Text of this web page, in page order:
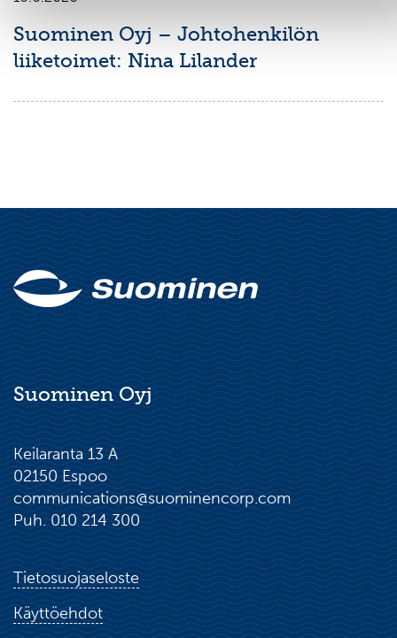
Suominen Oyj – Johtohenkilön
liiketoimet: Nina Lilander
Suominen Oyj
Keilaranta 13 A
02150 Espoo
communications@suominencorp.com
Puh. 010 214 300
Tietosuojaseloste
Käyttöehdot